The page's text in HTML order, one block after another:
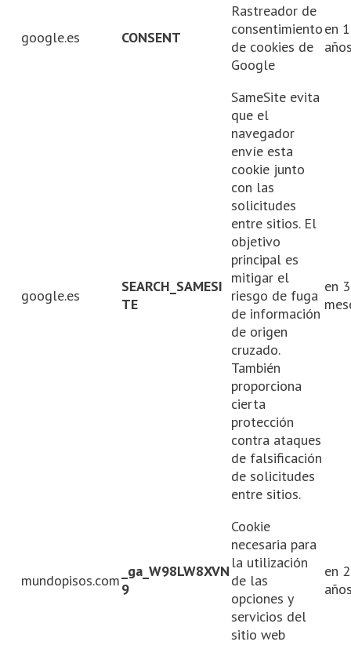
google.es CONSENT
Rastreador de
consentimiento
de cookies de
Google
en
google.es
SEARCH_SAMESI
TE
SameSite evita
que el
navegador
envíe esta
cookie junto
con las
solicitudes
entre sitios. El
objetivo
principal es
mitigar el
riesgo de fuga
de información
de origen
cruzado.
También
proporciona
cierta
protección
contra ataques
de falsificación
de solicitudes
entre sitios.
en 3
mundopisos.com
_ga_W98LW8XVN
9
Cookie
necesaria para
la utilización
de las
opciones y
servicios del
sitio web
en 2